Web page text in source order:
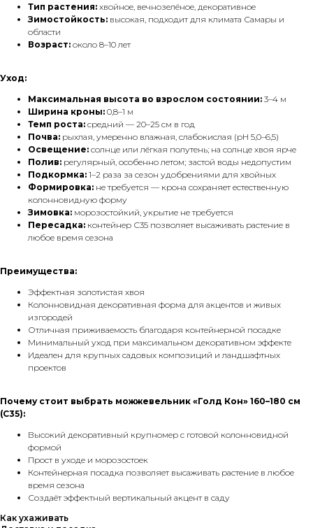
Тип растения: хвойное, вечнозелёное, декоративное
Зимостойкость: высокая, подходит для климата Самары и
области
Возраст: около 8–10 лет
Уход:
Максимальная высота во взрослом состоянии: 3–4 м
Ширина кроны: 0,8–1 м
Темп роста: средний — 20–25 см в год
Почва: рыхлая, умеренно влажная, слабокислая (pH 5,0–6,5)
Освещение: солнце или лёгкая полутень; на солнце хвоя ярче
Полив: регулярный, особенно летом; застой воды недопустим
Подкормка: 1–2 раза за сезон удобрениями для хвойных
Формировка: не требуется — крона сохраняет естественную
колонновидную форму
Зимовка: морозостойкий, укрытие не требуется
Пересадка: контейнер С35 позволяет высаживать растение в
любое время сезона
Преимущества:
Эффектная золотистая хвоя
Колонновидная декоративная форма для акцентов и живых
изгородей
Отличная приживаемость благодаря контейнерной посадке
Минимальный уход при максимальном декоративном эффекте
Идеален для крупных садовых композиций и ландшафтных
проектов
Почему стоит выбрать можжевельник «Голд Кон» 160–180 см
(С35):
Высокий декоративный крупномер с готовой колонновидной
формой
Прост в уходе и морозостоек
Контейнерная посадка позволяет высаживать растение в любое
время сезона
Создаёт эффектный вертикальный акцент в саду
Как ухаживать